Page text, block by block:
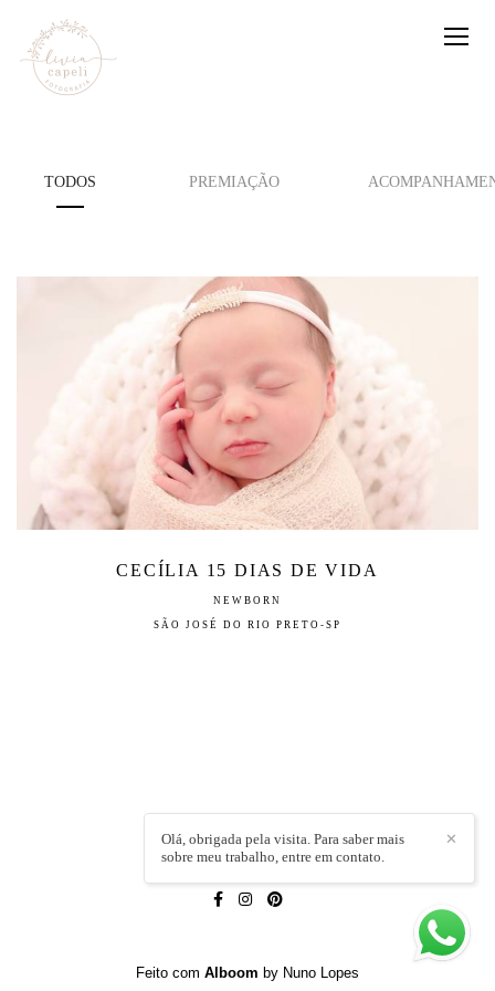
TODOS PREMIAÇÃO
CECÍLIA 15 DIAS DE VIDA
NEWBORN
SÃO JOSÉ DO RIO PRETO-SP
LÍVIA CAPELI/CONTATO
✕
Olá, obrigada pela visita. Para saber mais
sobre meu trabalho, entre em contato.
Feito com Alboom by Nuno Lopes